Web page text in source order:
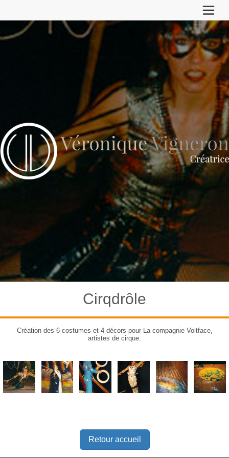
Cirqdrôle
Création des 6 costumes et 4 décors pour La compagnie Voltface,
artistes de cirque.
Retour accueil